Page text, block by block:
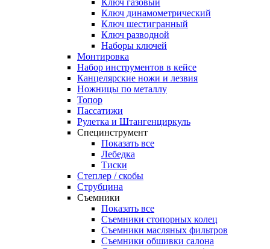
Ключ газовый
Ключ динамометрический
Ключ шестигранный
Ключ разводной
Наборы ключей
Монтировка
Набор инструментов в кейсе
Канцелярские ножи и лезвия
Ножницы по металлу
Топор
Пассатижи
Рулетка и Штангенциркуль
Специнструмент
Показать все
Лебедка
Тиски
Степлер / скобы
Струбцина
Съемники
Показать все
Съемники стопорных колец
Съемники масляных фильтров
Съемники обшивки салона